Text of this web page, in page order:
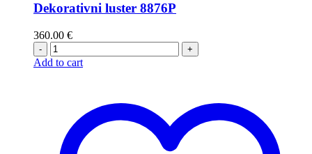
Dekorativni luster 8876P
360.00 €
- +
Add to cart